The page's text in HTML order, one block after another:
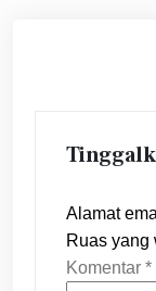
Alamat
Ruas yang
Komentar *